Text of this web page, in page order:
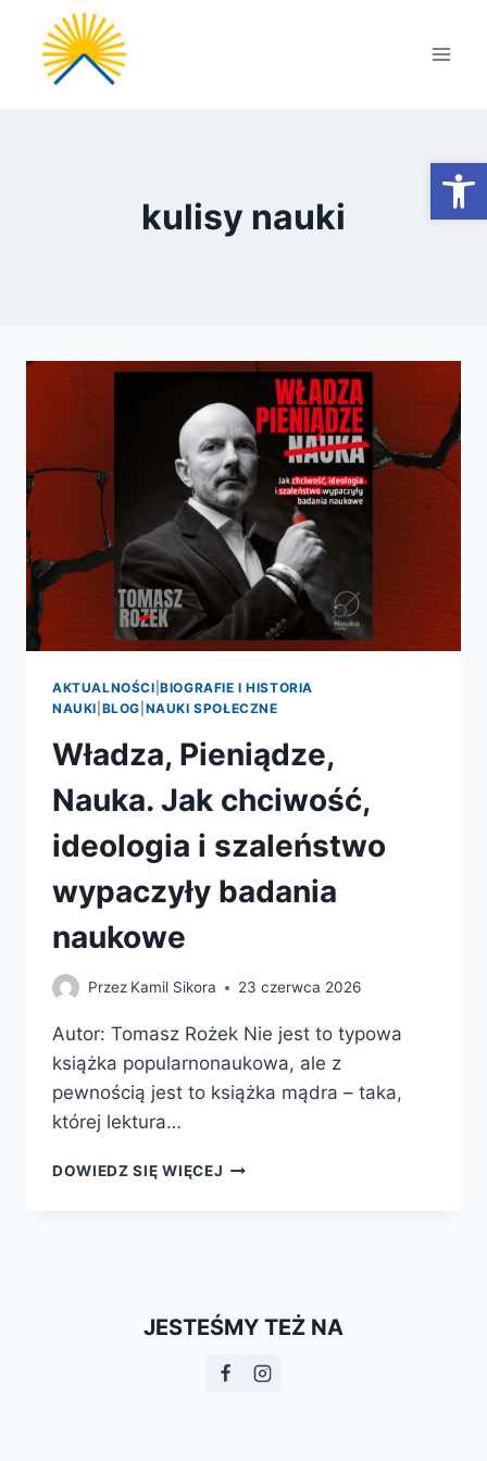
Przejdź
treści
kulisy nauki
AKTUALNOŚCI |BIOGRAFIE I HISTORIA
NAUKI BLOG NAUKI SPOŁECZNE
Władza, Pieniądze,
Nauka. Jak chciwość,
ideologia i szaleństwo
wypaczyły badania
naukowe
Przez Kamil Sikora 23 czerwca 2026
Autor: Tomasz Rożek Nie jest to typowa
książka popularnonaukowa, ale z
pewnością jest to książka mądra – taka,
której lektura…
DOWIEDZ SIĘ WIĘCEJ WŁADZA,
SZALEŃSTWO
BADANIA
JESTEŚMY TEŻ NA